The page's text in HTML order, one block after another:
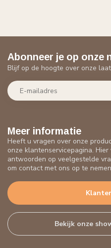
Meer informatie
Heeft u vragen over onze
onze klantenservicepagina.
antwoorden op veelgestelde
om contact met ons op te
Bekijk onze
Abonneer je op onze
Blijf op de hoogte over onze